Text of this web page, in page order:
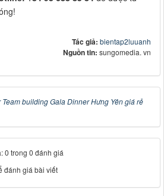
Tác giả: bientap2luuanh
Nguồn tin: sungomedia. vn
Team building Gala Dinner Hưng Yên giá rẻ
0 trong 0 đánh giá
đánh giá bài viết